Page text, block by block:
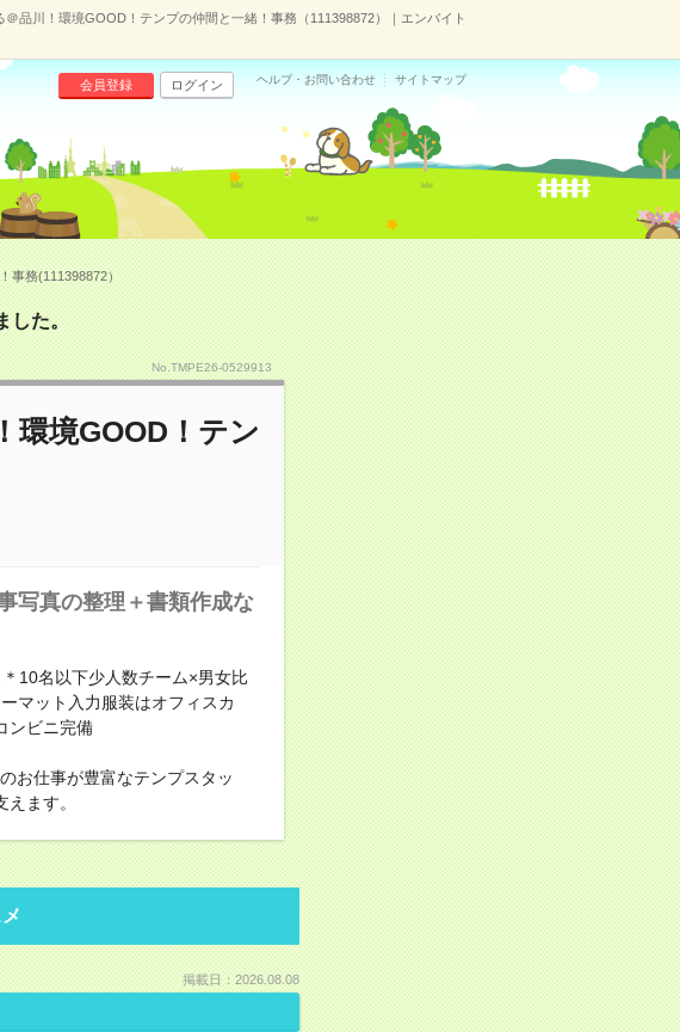
＠品川！環境GOOD！テンプの仲間と一緒！事務（111398872）｜エンバイト
会員登録 ログイン ヘルプ・お問い合わせ サイトマップ
事務(111398872）
した。
No.TMPE26-0529913
環境GOOD！テン
写真の整理＋書類作成な
10名以下少人数チーム×男女比
マット入力服装はオフィスカ
ンビニ完備
お仕事が豊富なテンプスタッ
ます。
掲載日：2026.08.08